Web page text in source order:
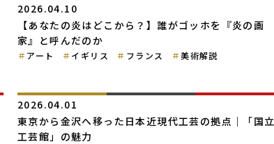
2026.04.10
【あなたの炎はどこから？】誰がゴッホを『炎の画
家』と呼んだのか
アート イギリス フランス 美術解説
2026.04.01
東京から金沢へ移った日本近現代工芸の拠点｜「国立
工芸館」の魅力